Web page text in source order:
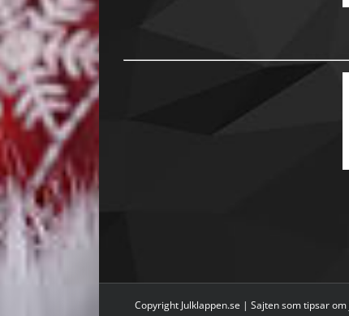
Copyright Julklappen.se | Sajten som tipsar om